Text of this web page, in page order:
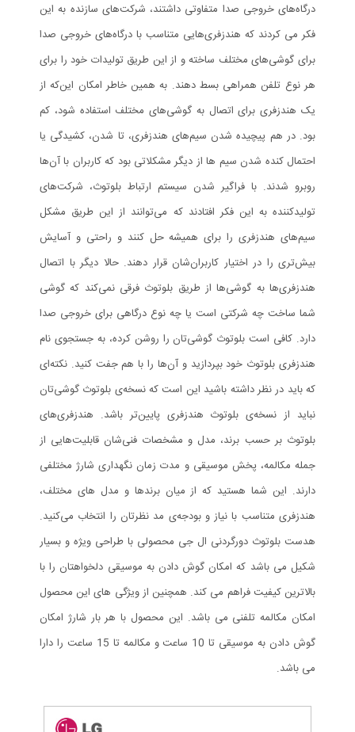
درگاه‌های خروجی صدا متفاوتی داشتند، شرکت‌های سازنده به این
فکر می کردند که هندزفری‌هایی متناسب با درگاه‌های خروجی صدا
برای گوشی‌های مختلف ساخته و از این طریق تولیدات خود را برای
هر نوع تلفن همراهی بسط دهند. به همین خاطر امکان این‌که از
یک هندزفری برای اتصال به گوشی‌های مختلف‌ استفاده شود، کم
بود. در هم پیچیده شدن سیم‌های هندزفری، تا شدن، کشیدگی یا
احتمال کنده شدن سیم ها از دیگر مشکلاتی بود که کاربران با آن‌ها
روبرو شدند. با فراگیر شدن سیستم ارتباط بلوتوث، شرکت‌های
تولید‌کننده به این فکر افتادند که می‌توانند از این طریق مشکل
سیم‌های هندزفری را برای همیشه حل کنند و راحتی و آسایش
بیش‌تری را در اختیار کاربران‌شان قرار دهند. حالا دیگر با اتصال
هندزفری‌ها به گوشی‌ها از طریق بلوتوث فرقی نمی‌کند که گوشی
شما ساخت چه شرکتی است یا چه نوع درگاهی برای خروجی صدا
دارد. کافی است بلوتوث گوشی‌تان را روشن کرده، به جستجوی نام
هندزفری بلوتوث خود بپردازید و آن‌ها را با هم جفت کنید. نکته‌ای
که باید در نظر داشته باشید این است که نسخه‌ی بلوتوث گوشی‌تان
نباید از نسخه‌ی بلوتوث هندزفری پایین‌تر باشد. هندزفری‌های
بلوتوث بر حسب برند، مدل و مشخصات فنی‌شان قابلیت‌هایی از
جمله مکالمه، پخش موسیقی و مدت زمان نگهداری شارژ مختلفی
دارند. این شما هستید که از میان برند‌ها و مدل های مختلف،
هندزفری متناسب با نیاز و بودجه‌ی مد نظرتان را انتخاب می‌کنید.
هدست بلوتوث دورگردنی ال جی محصولی با طراحی ویژه و بسیار
شکیل می باشد که امکان گوش دادن به موسیقی دلخواهتان را با
بالاترین کیفیت فراهم می کند. همچنین از ویژگی های این محصول
امکان مکالمه تلفنی می باشد. این محصول با هر بار شارژ امکان
گوش دادن به موسیقی تا 10 ساعت و مکالمه تا 15 ساعت را دارا
می باشد.